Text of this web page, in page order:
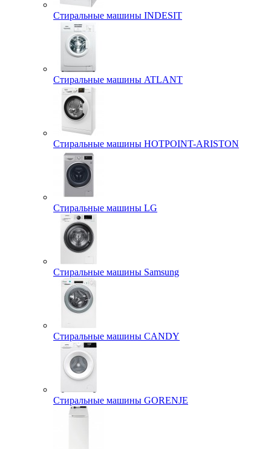
Стиральные машины INDESIT
Стиральные машины ATLANT
Стиральные машины HOTPOINT-ARISTON
Стиральные машины LG
Стиральные машины Samsung
Стиральные машины CANDY
Стиральные машины GORENJE